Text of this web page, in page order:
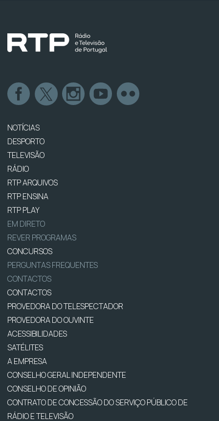
NOTÍCIAS
DESPORTO
TELEVISÃO
RÁDIO
RTP ARQUIVOS
RTP ENSINA
RTP PLAY
EM DIRETO
REVER PROGRAMAS
CONCURSOS
PERGUNTAS FREQUENTES
CONTACTOS
CONTACTOS
PROVEDORA DO TELESPECTADOR
PROVEDORA DO OUVINTE
ACESSIBILIDADES
SATÉLITES
A EMPRESA
CONSELHO GERAL INDEPENDENTE
CONSELHO DE OPINIÃO
CONTRATO DE CONCESSÃO DO SERVIÇO PÚBLICO DE
RÁDIO E TELEVISÃO